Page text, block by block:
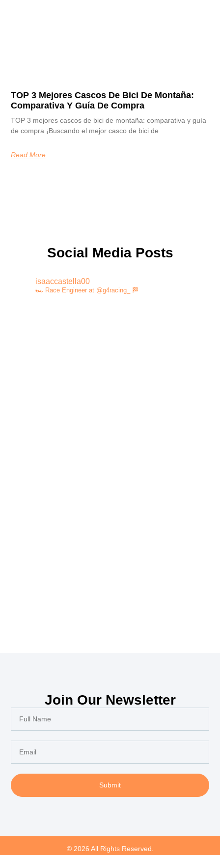
TOP 3 Mejores Cascos De Bici De Montaña:
Comparativa Y Guía De Compra
TOP 3 mejores cascos de bici de montaña: comparativa y guía
de compra ¡Buscando el mejor casco de bici de
Read More
Social Media Posts
isaaccastella00
🏎️ Race Engineer at @g4racing_ 🏁
Join Our Newsletter
Submit
© 2026 All Rights Reserved.